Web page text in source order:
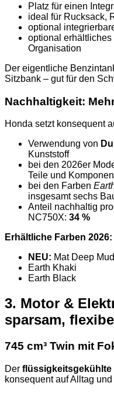
Platz für einen
ideal für Rucksack,
optional
optional erhältliches
Organisation
Der eigentliche
Sitzbank – gut für den
Nachhaltigkeit:
Honda setzt konsequent
Verwendung von
Kunststoff
bei den 2026er
Teile und
bei den Farben
insgesamt sechs
Anteil nachhaltig
NC750X: 34 %
Erhältliche Farben 2026:
NEU: Mat Deep
Earth Khaki
Earth Black
3. Motor &
sparsam,
745 cm³ Twin mit
Der flüssigkeitsgekühlte
konsequent auf Alltag